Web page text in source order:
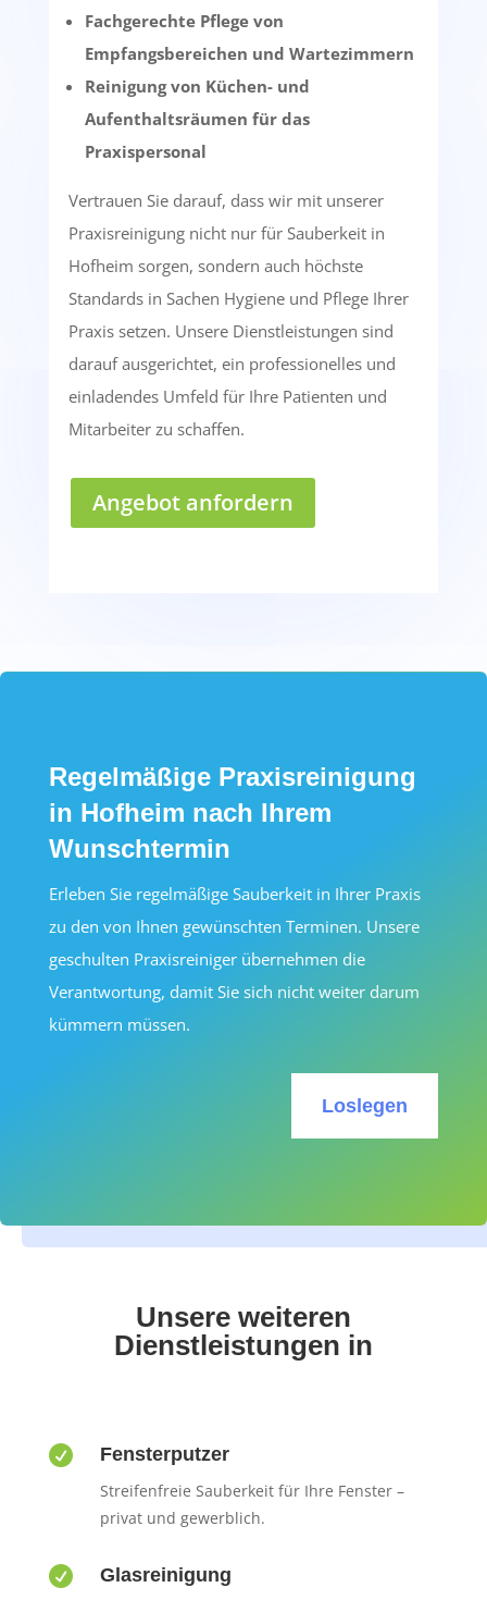
Fachgerechte Pflege von
Empfangsbereichen und Wartezimmern
Reinigung von Küchen- und
Aufenthaltsräumen für das
Praxispersonal
Vertrauen Sie darauf, dass wir mit unserer
Praxisreinigung nicht nur für Sauberkeit in
Hofheim sorgen, sondern auch höchste
Standards in Sachen Hygiene und Pflege Ihrer
Praxis setzen. Unsere Dienstleistungen sind
darauf ausgerichtet, ein professionelles und
einladendes Umfeld für Ihre Patienten und
Mitarbeiter zu schaffen.
Angebot anfordern
Regelmäßige Praxisreinigung
in Hofheim nach Ihrem
Wunschtermin
Erleben Sie regelmäßige Sauberkeit in Ihrer Praxis
zu den von Ihnen gewünschten Terminen. Unsere
geschulten Praxisreiniger übernehmen die
Verantwortung, damit Sie sich nicht weiter darum
kümmern müssen.
Loslegen
Unsere weiteren
Dienstleistungen in
 Fensterputzer
Streifenfreie Sauberkeit für Ihre Fenster –
privat und gewerblich.
 Glasreinigung